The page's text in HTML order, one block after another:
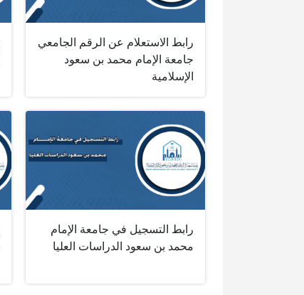
رابط الاستعلام عن الرقم الجامعي
جامعة الإمام محمد بن سعود
الإسلامية
رابط التسجيل في جامعة الإمام
محمد بن سعود الدراسات العليا